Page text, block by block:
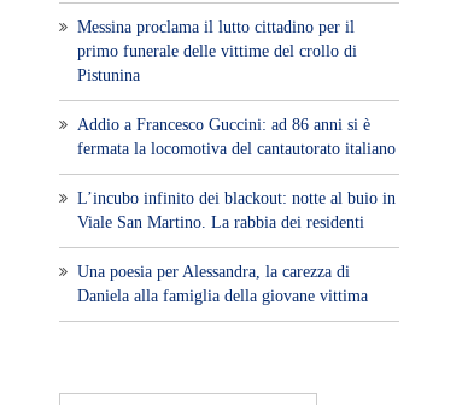
Messina proclama il lutto cittadino per il
primo funerale delle vittime del crollo di
Pistunina
Addio a Francesco Guccini: ad 86 anni si è
fermata la locomotiva del cantautorato italiano
L’incubo infinito dei blackout: notte al buio in
Viale San Martino. La rabbia dei residenti
Una poesia per Alessandra, la carezza di
Daniela alla famiglia della giovane vittima